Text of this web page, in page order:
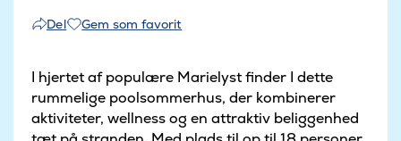
Del Gem som favorit
I hjertet af populære Marielyst finder I dette
rummelige poolsommerhus, der kombinerer
aktiviteter, wellness og en attraktiv beliggenhed